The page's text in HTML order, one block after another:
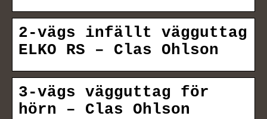
2-vägs infällt vägguttag
ELKO RS – Clas Ohlson
3-vägs vägguttag för
hörn – Clas Ohlson